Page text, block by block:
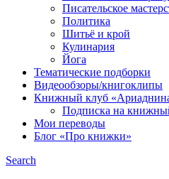
Писательское
Политика
Шитьё и крой
Кулинария
Йога
Тематические подборки
Видеообзоры/книгоклипы
Книжный клуб
Подписка на
Мои переводы
Блог «Про книжки»
Search